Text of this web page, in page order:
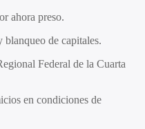
ahora preso.
de capitales.
Federal de la Cuarta
en condiciones de